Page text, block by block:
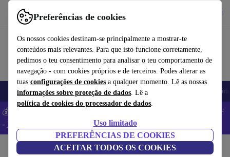
Preferências de cookies
Os nossos cookies destinam-se principalmente a mostrar-te
conteúdos mais relevantes. Para que isto funcione corretamente,
pedimos o teu consentimento para analisar o teu comportamento de
navegação - com cookies próprios e de terceiros. Podes alterar as
tuas configurações de cookies a qualquer momento. Lê as nossas
informações sobre proteção de dados. Lê a
política de cookies do processador de dados.
Uso limitado
PREFERÊNCIAS DE COOKIES
ACEITAR TODOS OS COOKIES
Use o refurbed de forma rápida e fácil
Telemóveis Computadores Portáteis Tablets
💰 Poupa MAIS -5% em MacBooks e iPads – Código: BACK5OFF
- TC
Início Telemóveis e smartphones Telemóveis Honor